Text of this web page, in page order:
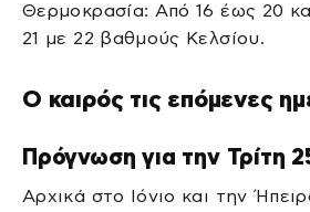
Θερμοκρασία: Από 16 έως 20
21 με 22 βαθμούς Κελσίου.
Ο καιρός τις επόμενες
Πρόγνωση για την Τρίτη
Αρχικά στο Ιόνιο και την